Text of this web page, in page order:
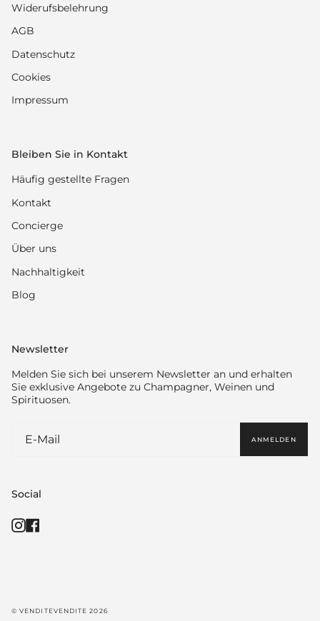
Widerufsbelehrung
AGB
Datenschutz
Cookies
Impressum
Bleiben Sie in Kontakt
Häufig gestellte Fragen
Kontakt
Concierge
Über uns
Nachhaltigkeit
Blog
Newsletter
Melden Sie sich bei unserem Newsletter an und erhalten
Sie exklusive Angebote zu Champagner, Weinen und
Spirituosen.
ANMELDEN
Social
Instagram
© VENDITEVENDITE 2026